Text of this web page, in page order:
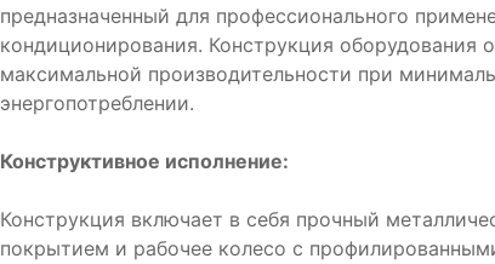
предназначенный для профессионального
кондиционирования. Конструкция оборудования
максимальной производительности при
энергопотреблении.
Конструктивное исполнение:
Конструкция включает в себя прочный
покрытием и рабочее колесо с